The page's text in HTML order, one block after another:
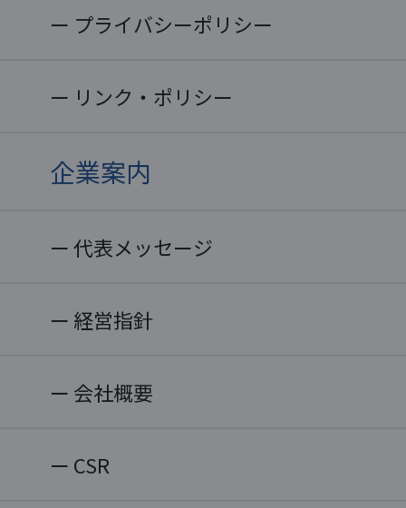
プライバシーポリシー
リンク・ポリシー
企業案内
代表メッセージ
経営指針
会社概要
CSR